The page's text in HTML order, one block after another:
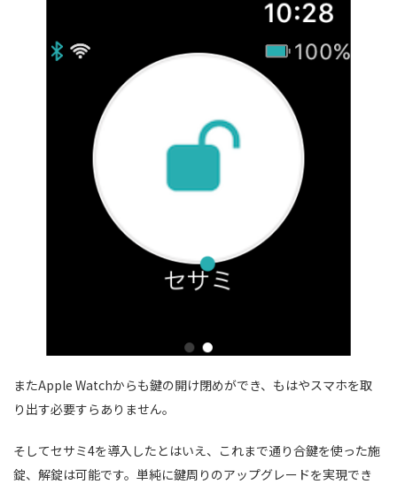
またApple Watchからも鍵の開け閉めができ、もはやスマホを取
り出す必要すらありません。
そしてセサミ4を導入したとはいえ、これまで通り合鍵を使った施
錠、解錠は可能です。単純に鍵周りのアップグレードを実現でき